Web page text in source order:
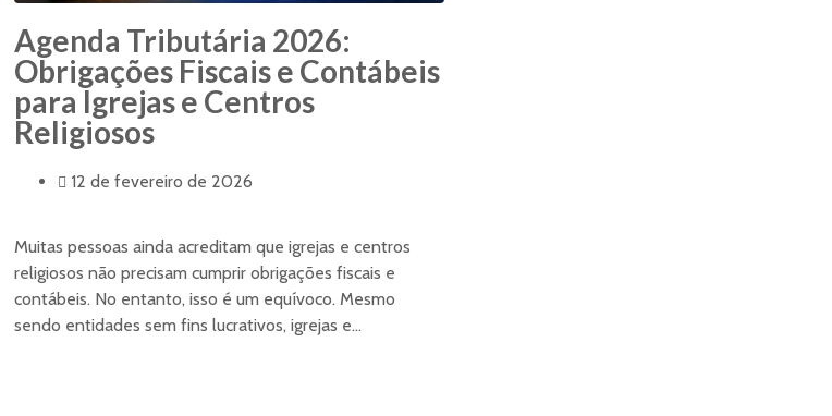
Agenda Tributária 2026:
Obrigações Fiscais e Contábeis
para Igrejas e Centros
Religiosos
12 de fevereiro de 2026
Muitas pessoas ainda acreditam que igrejas e centros
religiosos não precisam cumprir obrigações fiscais e
contábeis. No entanto, isso é um equívoco. Mesmo
sendo entidades sem fins lucrativos, igrejas e...